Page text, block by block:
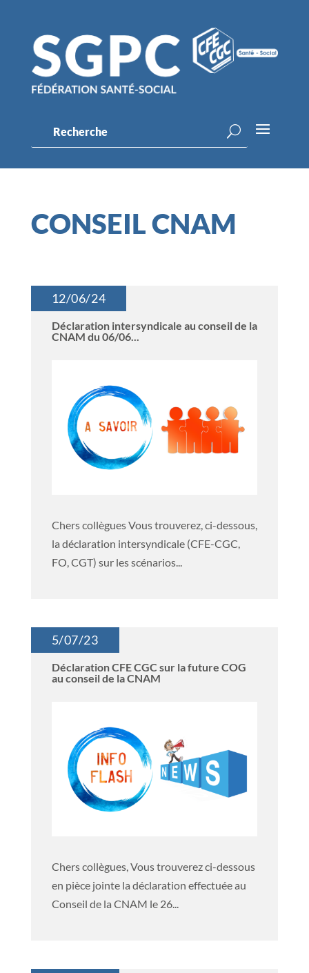
CONSEIL CNAM
Déclaration intersyndicale au conseil de la
CNAM du 06/06...
12/06/24
Chers collègues Vous trouverez, ci-dessous,
la déclaration intersyndicale (CFE-CGC,
FO, CGT) sur les scénarios...
Déclaration CFE CGC sur la future COG
au conseil de la CNAM
5/07/23
Chers collègues, Vous trouverez ci-dessous
en pièce jointe la déclaration effectuée au
Conseil de la CNAM le 26...